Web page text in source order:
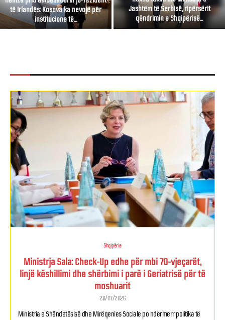
të Irlandës: Kosova ka nevojë për
institucione të...
Jashtëm të Serbisë, ripërsërit
qëndrimin e Shqipërisë...
Shqipëria
Ministrja Sala: Check-Up edhe për mbi 70-vjeçarët,
linjë këshillimi dhe shërbimi i parë i Geriatrisë për të
moshuarit
28/07/2026
Ministria e Shëndetësisë dhe Mirëqenies Sociale po ndërmerr politika të